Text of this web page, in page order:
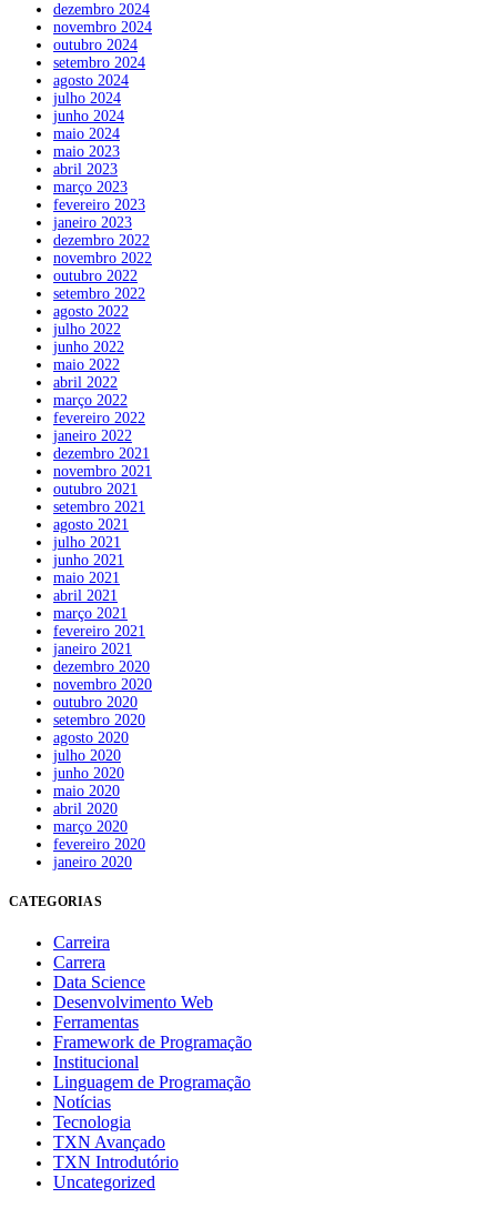
dezembro 2024
novembro 2024
outubro 2024
setembro 2024
agosto 2024
julho 2024
junho 2024
maio 2024
maio 2023
abril 2023
março 2023
fevereiro 2023
janeiro 2023
dezembro 2022
novembro 2022
outubro 2022
setembro 2022
agosto 2022
julho 2022
junho 2022
maio 2022
abril 2022
março 2022
fevereiro 2022
janeiro 2022
dezembro 2021
novembro 2021
outubro 2021
setembro 2021
agosto 2021
julho 2021
junho 2021
maio 2021
abril 2021
março 2021
fevereiro 2021
janeiro 2021
dezembro 2020
novembro 2020
outubro 2020
setembro 2020
agosto 2020
julho 2020
junho 2020
maio 2020
abril 2020
março 2020
fevereiro 2020
janeiro 2020
CATEGORIAS
Carreira
Carrera
Data Science
Desenvolvimento Web
Ferramentas
Framework de Programação
Institucional
Linguagem de Programação
Notícias
Tecnologia
TXN Avançado
TXN Introdutório
Uncategorized